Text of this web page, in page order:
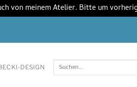
von meinem Atelier. Bitte um
DESIGN
Suchen
nach: